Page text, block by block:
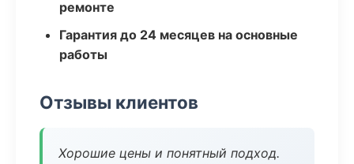
ремонте
Гарантия до 24 месяцев на основные
работы
Отзывы клиентов
Хорошие цены и понятный подход.